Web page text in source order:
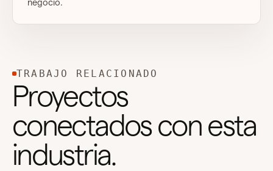
negocio.
TRABAJO RELACIONADO
Proyectos
conectados con esta
industria.